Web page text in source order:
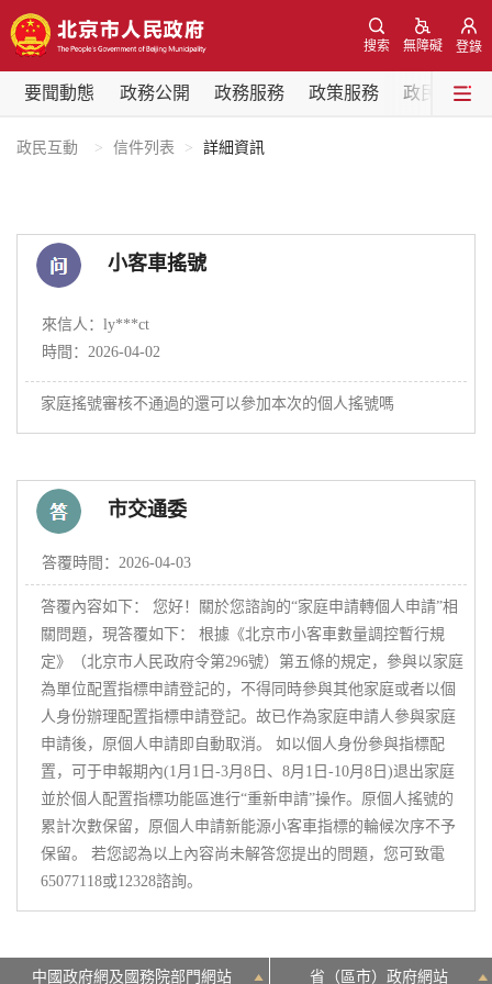
登錄
無障礙
搜索
要聞動態 政務公開 政務服務 政策服務 政民互動
要聞動態
黨中央精神 國務院資訊
各區熱點
政務公開
市領導 機構職能 政策服務
政策兌現 政策解讀 回應關切
決策公開
政務服務
個人服務 法人服務 部門服務
便民服務 利企服務 投資項目
仲介服務 陽光政務
政民互動
政民互動 信件列表 詳細資訊
小客車搖號
來信人：ly***ct
時間：2026-04-02
家庭搖號審核不通過的還可以參加本次的個人搖號嗎
市交通委
答覆時間：2026-04-03
答覆內容如下： 您好！關於您諮詢的“家庭申請轉個人申請”相
關問題，現答覆如下： 根據《北京市小客車數量調控暫行規
定》（北京市人民政府令第296號）第五條的規定，參與以家庭
為單位配置指標申請登記的，不得同時參與其他家庭或者以個
人身份辦理配置指標申請登記。故已作為家庭申請人參與家庭
申請後，原個人申請即自動取消。 如以個人身份參與指標配
置，可于申報期內(1月1日-3月8日、8月1日-10月8日)退出家庭
並於個人配置指標功能區進行“重新申請”操作。原個人搖號的
累計次數保留，原個人申請新能源小客車指標的輪候次序不予
保留。 若您認為以上內容尚未解答您提出的問題，您可致電
65077118或12328諮詢。
中國政府網及國務院部門網站 省（區市）政府網站